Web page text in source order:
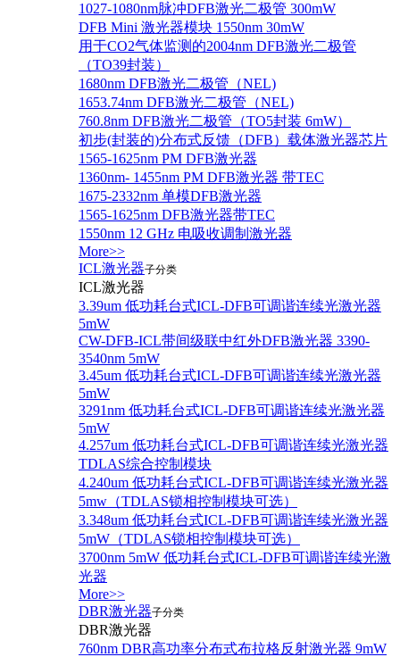
1027-1080nm脉冲DFB激光二极管 300mW
DFB Mini 激光器模块 1550nm 30mW
用于CO2气体监测的2004nm DFB激光二极管
（TO39封装）
1680nm DFB激光二极管（NEL)
1653.74nm DFB激光二极管（NEL)
760.8nm DFB激光二极管（TO5封装 6mW）
初步(封装的)分布式反馈（DFB）载体激光器芯片
1565-1625nm PM DFB激光器
1360nm- 1455nm PM DFB激光器 带TEC
1675-2332nm 单模DFB激光器
1565-1625nm DFB激光器带TEC
1550nm 12 GHz 电吸收调制激光器
More>>
ICL激光器子分类
ICL激光器
3.39um 低功耗台式ICL-DFB可调谐连续光激光器
5mW
CW-DFB-ICL带间级联中红外DFB激光器 3390-
3540nm 5mW
3.45um 低功耗台式ICL-DFB可调谐连续光激光器
5mW
3291nm 低功耗台式ICL-DFB可调谐连续光激光器
5mW
4.257um 低功耗台式ICL-DFB可调谐连续光激光器
TDLAS综合控制模块
4.240um 低功耗台式ICL-DFB可调谐连续光激光器
5mw（TDLAS锁相控制模块可选）
3.348um 低功耗台式ICL-DFB可调谐连续光激光器
5mW（TDLAS锁相控制模块可选）
3700nm 5mW 低功耗台式ICL-DFB可调谐连续光激
光器
More>>
DBR激光器子分类
DBR激光器
760nm DBR高功率分布式布拉格反射激光器 9mW